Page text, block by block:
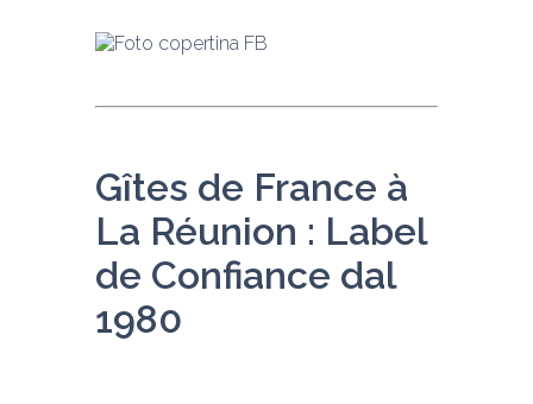
Gîtes de France à
La Réunion : Label
de Confiance dal
1980